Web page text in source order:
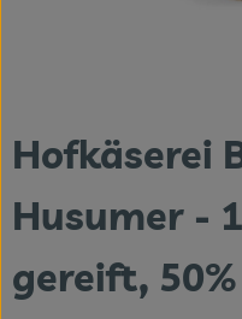
Naturdrogerie
Getränke
Hofkäserei
Husumer -
gereift,